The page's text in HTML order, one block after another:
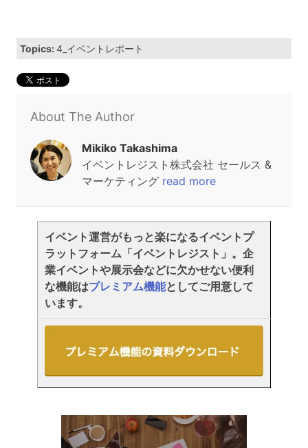
Topics:4_イベントレポート
About The Author
Mikiko Takashima
イベントレジスト株式会社 セールス &
マーケティング read more
イベント運営がもっと楽になるイベントプ
ラットフォーム「イベントレジスト」。企
業イベントや展示会などに欠かせない便利
な機能はプレミアム機能としてご用意して
います。